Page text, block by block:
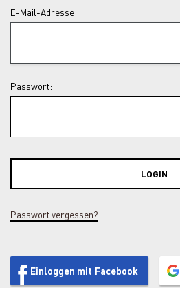
E-Mail-Adresse:
Passwort:
LOGIN
Passwort vergessen?
Einloggen mit Facebook